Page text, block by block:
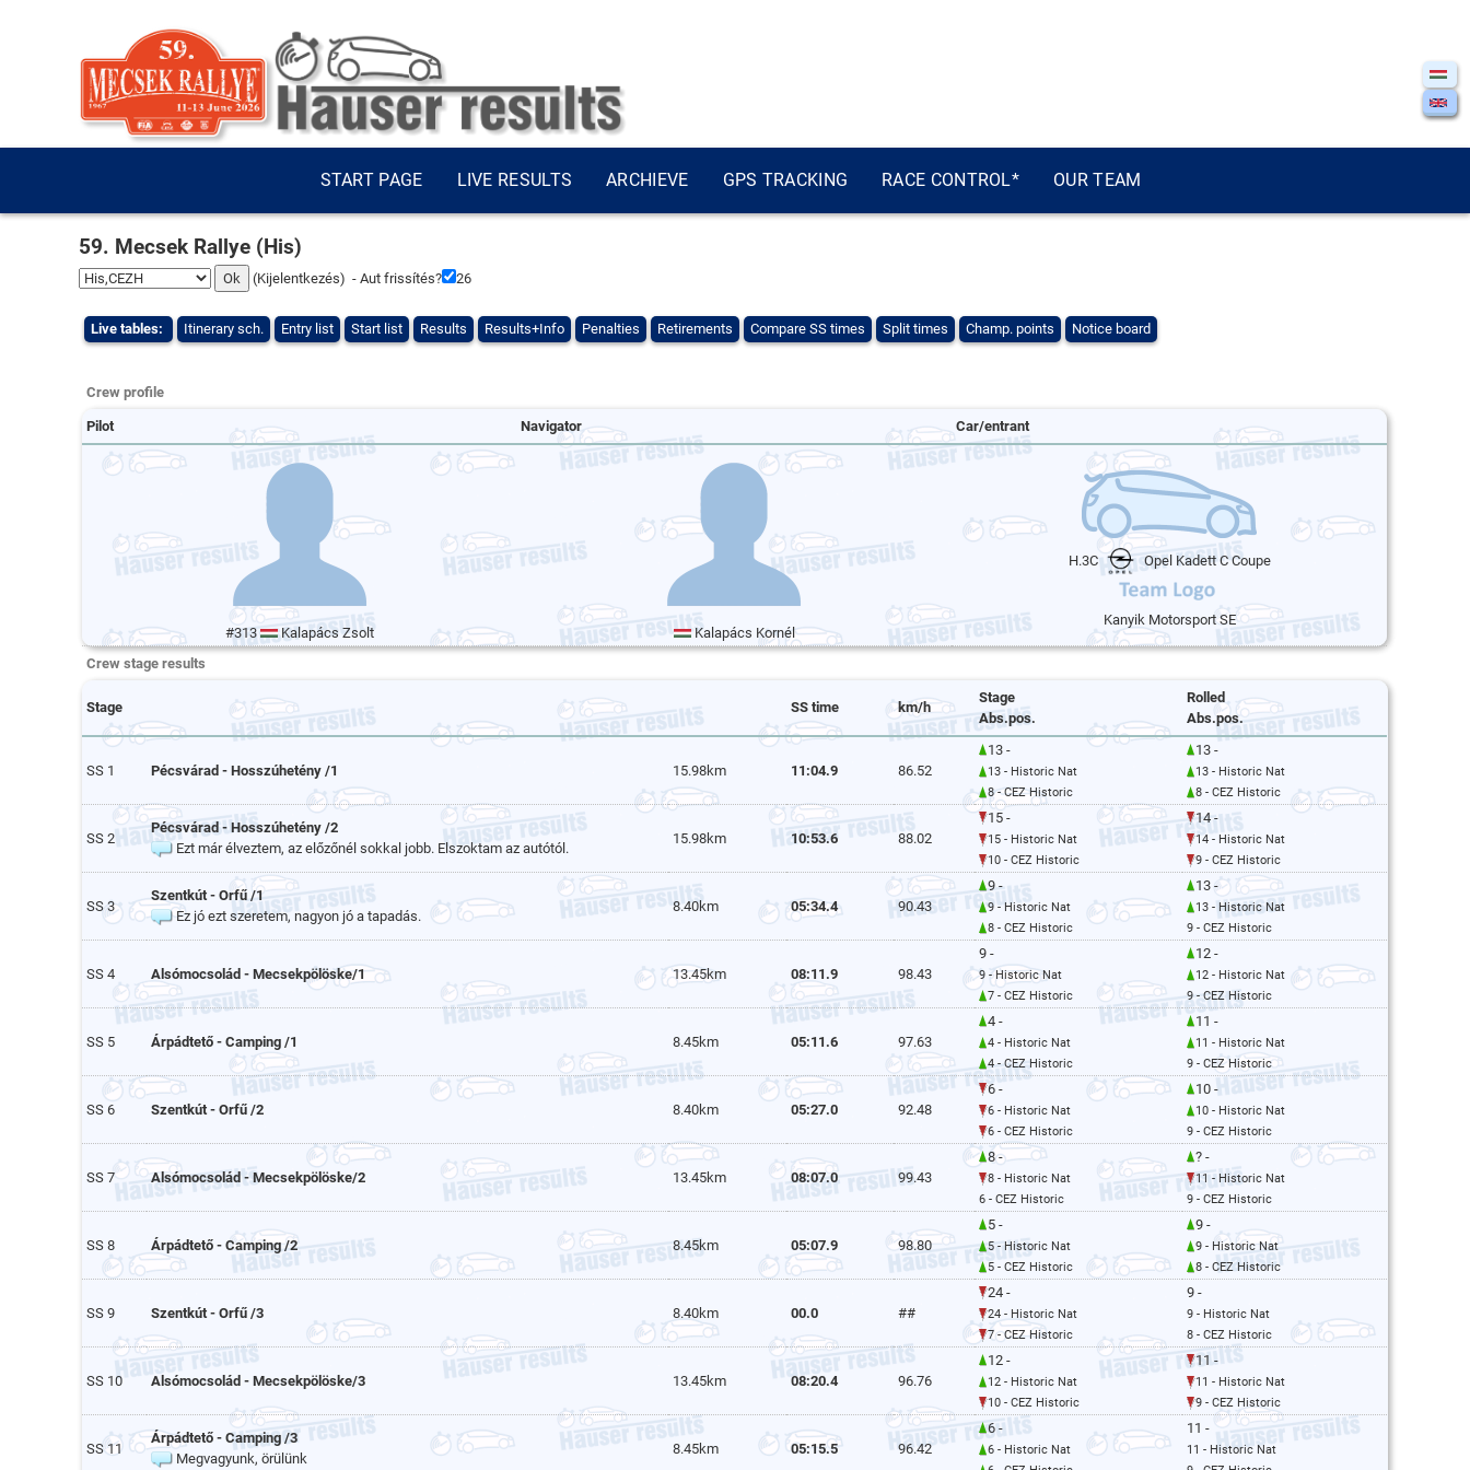
START PAGE LIVE RESULTS ARCHIEVE GPS TRACKING RACE CONTROL* OUR TEAM
59. Mecsek Rallye (His)
(Kijelentkezés) - Aut frissítés? 25
Live tables: Itinerary sch. Entry list Start list Results Results+Info Penalties Retirements Compare SS times Split times Champ. points Notice board
Crew profile
Pilot Navigator Car/entrant
#313 Kalapács Zsolt Kalapács Kornél
H.3C Opel Kadett C Coupe
Kanyik Motorsport SE
Crew stage results
Stage SS time km/h
Stage
Abs.pos.
Rolled
Abs.pos.
SS 1 Pécsvárad - Hosszúhetény /1 15.98km 11:04.9 86.52
13 -
13 - Historic Nat
8 - CEZ Historic
13 -
13 - Historic Nat
8 - CEZ Historic
SS 2
Pécsvárad - Hosszúhetény /2
Ezt már élveztem, az előzőnél sokkal jobb. Elszoktam az autótól.
15.98km 10:53.6 88.02
15 -
15 - Historic Nat
10 - CEZ Historic
14 -
14 - Historic Nat
9 - CEZ Historic
SS 3
Szentkút - Orfű /1
Ez jó ezt szeretem, nagyon jó a tapadás.
8.40km 05:34.4 90.43
9 -
9 - Historic Nat
8 - CEZ Historic
13 -
13 - Historic Nat
9 - CEZ Historic
SS 4 Alsómocsolád - Mecsekpölöske/1 13.45km 08:11.9 98.43
9 -
9 - Historic Nat
7 - CEZ Historic
12 -
12 - Historic Nat
9 - CEZ Historic
SS 5 Árpádtető - Camping /1 8.45km 05:11.6 97.63
4 -
4 - Historic Nat
4 - CEZ Historic
11 -
11 - Historic Nat
9 - CEZ Historic
SS 6 Szentkút - Orfű /2 8.40km 05:27.0 92.48
6 -
6 - Historic Nat
6 - CEZ Historic
10 -
10 - Historic Nat
9 - CEZ Historic
SS 7 Alsómocsolád - Mecsekpölöske/2 13.45km 08:07.0 99.43
8 -
8 - Historic Nat
6 - CEZ Historic
? -
11 - Historic Nat
9 - CEZ Historic
SS 8 Árpádtető - Camping /2 8.45km 05:07.9 98.80
5 -
5 - Historic Nat
5 - CEZ Historic
9 -
9 - Historic Nat
8 - CEZ Historic
SS 9 Szentkút - Orfű /3 8.40km 00.0 ##
24 -
24 - Historic Nat
7 - CEZ Historic
9 -
9 - Historic Nat
8 - CEZ Historic
SS 10 Alsómocsolád - Mecsekpölöske/3 13.45km 08:20.4 96.76
12 -
12 - Historic Nat
10 - CEZ Historic
11 -
11 - Historic Nat
9 - CEZ Historic
SS 11
Árpádtető - Camping /3
Megvagyunk, örülünk
8.45km 05:15.5 96.42
6 -
6 - Historic Nat
11 -
11 - Historic Nat